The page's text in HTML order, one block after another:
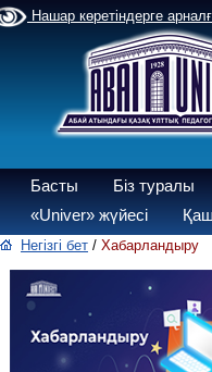
Нашар көретіндерге
Басты Біз туралы
«Univer» жүйесі
Негізгі бет / Хабарландыру